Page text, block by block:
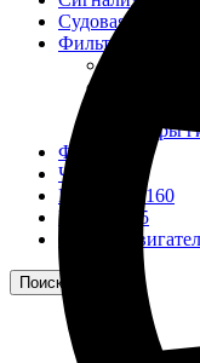
Судовая
Фильтры и
Корпусы
Фильтры
Фонари
ЧН 25/34
Шкода 6S-160
Шкода-275
Поиск